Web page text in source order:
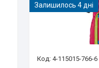
Залишилось 4 дні
4-115015-766-6